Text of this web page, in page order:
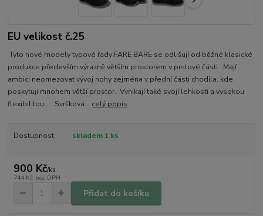
EU velikost č.25
Tyto nové modely typové řady FARE BARE se odlišují od běžné klasické
produkce především výrazně větším prostorem v prstové části. Mají
ambici neomezovat vývoj nohy zejména v přední části chodila, kde
poskytují mnohem větší prostor. Vynikají také svojí lehkostí a vysokou
flexibilitou. Svršková... celý popis
Dostupnost skladem 1 ks
900 Kč/ks
744 Kč bez DPH
Přidat do košíku